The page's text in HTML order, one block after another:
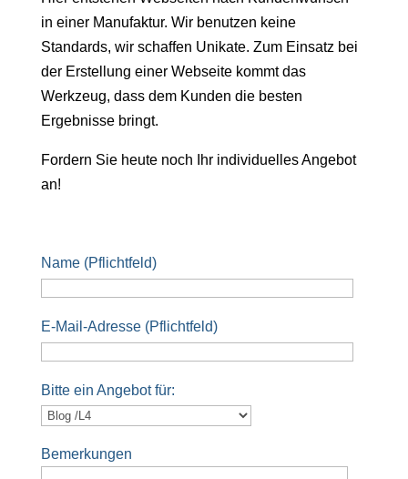
in einer Manufaktur. Wir benutzen keine
Standards, wir schaffen Unikate. Zum Einsatz bei
der Erstellung einer Webseite kommt das
Werkzeug, dass dem Kunden die besten
Ergebnisse bringt.
Fordern Sie heute noch Ihr individuelles Angebot
an!
Name (Pflichtfeld)
E-Mail-Adresse (Pflichtfeld)
Bitte ein Angebot für:
Bemerkungen